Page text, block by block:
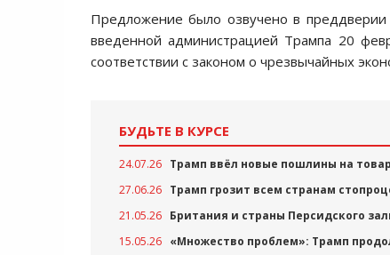
Предложение было озвучено в
введенной администрацией Трампа 20
соответствии с законом о чрезвычайных
БУДЬТЕ В КУРСЕ
24.07.26 Трамп ввёл новые пошлины на
27.06.26 Трамп грозит всем странам
21.05.26 Британия и страны Персидского
15.05.26 «Множество проблем»: Трамп